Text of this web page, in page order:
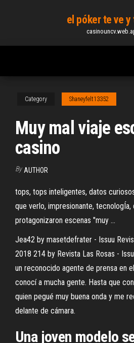
content
el póker te ve
Category Shaneyfelt13352
Muy mal viaje
casino
By AUTHOR
tops, tops inteligentes, datos
que verlo, impresionante,
protagonizaron escenas "muy ...
Jea42 by masetdefrater - Issuu
2018 214 by Revista Las Rosas -
un reconocido agente de prensa en
conocí a mucha gente. Hasta que
quien pegué muy buena onda y me
delante de cámara.
Una joven modelo